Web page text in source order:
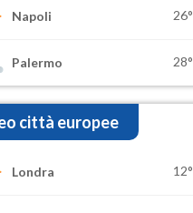
Napoli 26°
Palermo 28°
città europee
Londra 12°